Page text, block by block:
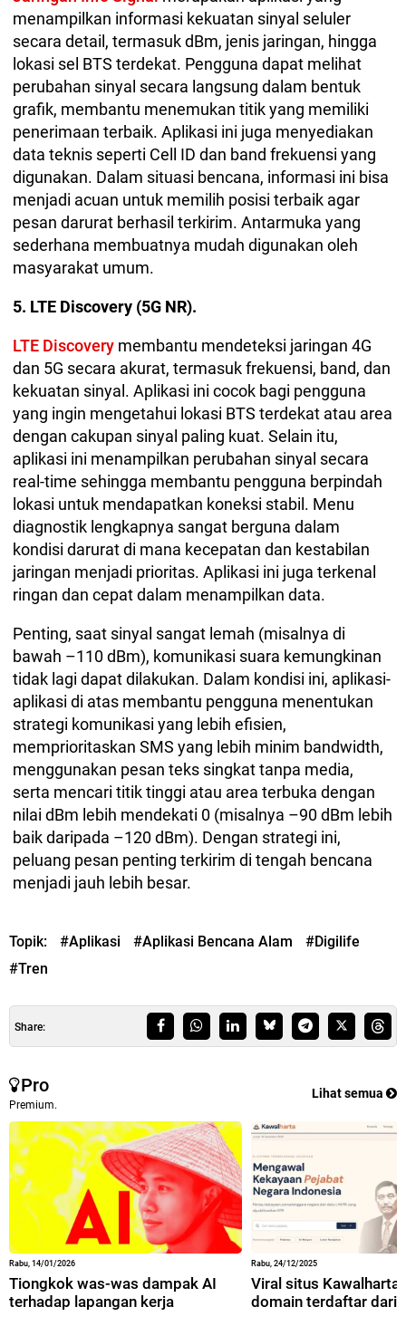
menampilkan informasi kekuatan sinyal seluler
secara detail, termasuk dBm, jenis jaringan, hingga
lokasi sel BTS terdekat. Pengguna dapat melihat
perubahan sinyal secara langsung dalam bentuk
grafik, membantu menemukan titik yang memiliki
penerimaan terbaik. Aplikasi ini juga menyediakan
data teknis seperti Cell ID dan band frekuensi yang
digunakan. Dalam situasi bencana, informasi ini bisa
menjadi acuan untuk memilih posisi terbaik agar
pesan darurat berhasil terkirim. Antarmuka yang
sederhana membuatnya mudah digunakan oleh
masyarakat umum.
5. LTE Discovery (5G NR).
LTE Discovery membantu mendeteksi jaringan 4G
dan 5G secara akurat, termasuk frekuensi, band, dan
kekuatan sinyal. Aplikasi ini cocok bagi pengguna
yang ingin mengetahui lokasi BTS terdekat atau area
dengan cakupan sinyal paling kuat. Selain itu,
aplikasi ini menampilkan perubahan sinyal secara
real-time sehingga membantu pengguna berpindah
lokasi untuk mendapatkan koneksi stabil. Menu
diagnostik lengkapnya sangat berguna dalam
kondisi darurat di mana kecepatan dan kestabilan
jaringan menjadi prioritas. Aplikasi ini juga terkenal
ringan dan cepat dalam menampilkan data.
Penting, saat sinyal sangat lemah (misalnya di
bawah –110 dBm), komunikasi suara kemungkinan
tidak lagi dapat dilakukan. Dalam kondisi ini, aplikasi-
aplikasi di atas membantu pengguna menentukan
strategi komunikasi yang lebih efisien,
memprioritaskan SMS yang lebih minim bandwidth,
menggunakan pesan teks singkat tanpa media,
serta mencari titik tinggi atau area terbuka dengan
nilai dBm lebih mendekati 0 (misalnya –90 dBm lebih
baik daripada –120 dBm). Dengan strategi ini,
peluang pesan penting terkirim di tengah bencana
menjadi jauh lebih besar.
Topik: #Aplikasi #Aplikasi Bencana Alam
#Digilife
#Tren
Share:
Pro
Premium.
Lihat semua
Rabu, 14/01/2026
Tiongkok was-was dampak AI
terhadap lapangan kerja
Rabu, 24/12/2025
Viral situs
domain terdaftar dari